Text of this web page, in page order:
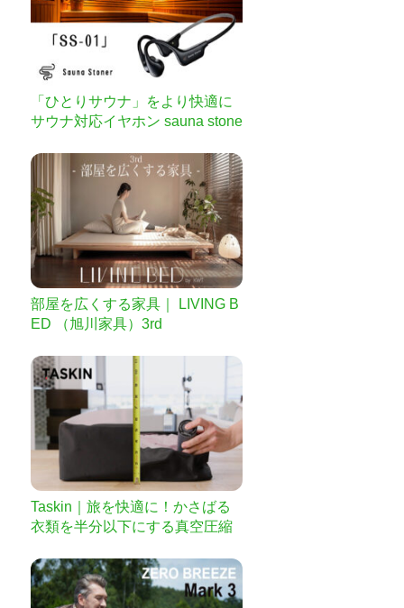
「ひとりサウナ」をより快適に
サウナ対応イヤホン sauna stone
部屋を広くする家具｜ LIVING B
ED （旭川家具）3rd
Taskin｜旅を快適に！かさばる
衣類を半分以下にする真空圧縮